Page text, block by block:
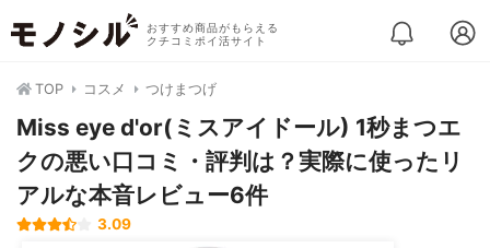
おすすめ商品がもらえる
クチコミポイ活サイト
TOP コスメ つけまつげ
Miss eye d'or(ミスアイドール) 1秒まつエ
クの悪い口コミ・評判は？実際に使ったリ
アルな本音レビュー6件
3.09